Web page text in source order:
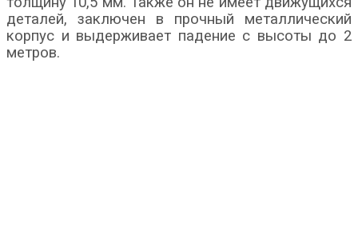
деталей, заключен в прочный металлический
корпус и выдерживает падение с высоты до 2
метров.